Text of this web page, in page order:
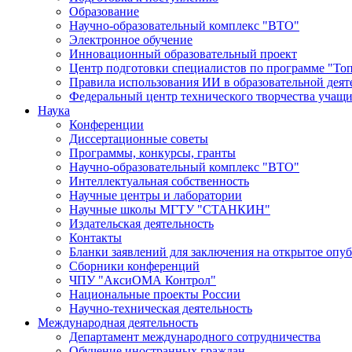
Образование
Научно-образовательный комплекс "ВТО"
Электронное обучение
Инновационный образовательный проект
Центр подготовки специалистов по программе
Правила использования ИИ в образовательной
Федеральный центр технического творчества
Наука
Конференции
Диссертационные советы
Программы, конкурсы, гранты
Научно-образовательный комплекс "ВТО"
Интеллектуальная собственность
Научные центры и лаборатории
Научные школы МГТУ "СТАНКИН"
Издательская деятельность
Контакты
Бланки заявлений для заключения на открытое
Сборники конференций
ЧПУ "АксиОМА Контрол"
Национальные проекты России
Научно-техническая деятельность
Международная деятельность
Департамент международного сотрудничества